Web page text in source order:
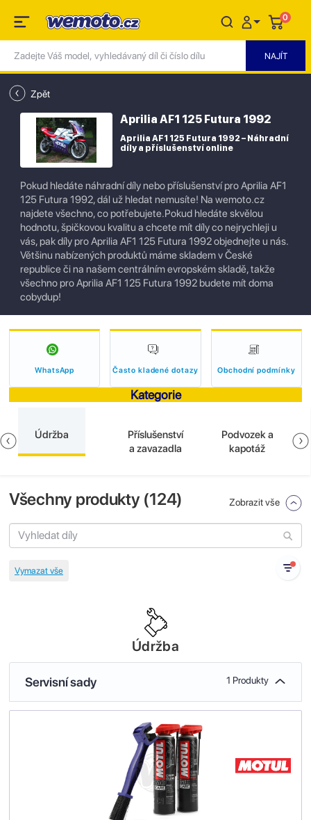
0
Zpět
Aprilia AF1 125 Futura 1992
Aprilia AF1 125 Futura 1992 – Náhradní
díly a příslušenství online
Pokud hledáte náhradní díly nebo příslušenství pro Aprilia AF1
125 Futura 1992, dál už hledat nemusíte! Na wemoto.cz
najdete všechno, co potřebujete.Pokud hledáte skvělou
hodnotu, špičkovou kvalitu a chcete mít díly co nejrychleji u
vás, pak díly pro Aprilia AF1 125 Futura 1992 objednejte u nás.
Většinu nabízených produktů máme skladem v České
republice či na našem centrálním evropském skladě, takže
všechno pro Aprilia AF1 125 Futura 1992 budete mít doma
cobydup!
WhatsApp Často kladené dotazy Obchodní podmínky
Kategorie
Údržba
Příslušenství
a zavazadla
Podvozek a
kapotáž
Všechny produkty (124) Zobrazit vše
Údržba
Servisní sady 1 Produkty